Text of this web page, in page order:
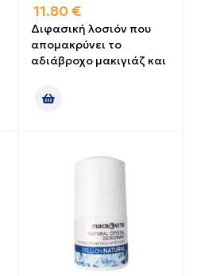
11.80 €
Διφασική λοσιόν που
απομακρύνει το
αδιάβροχο μακιγιάζ και